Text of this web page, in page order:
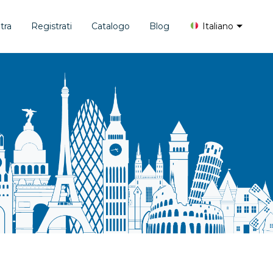
Registrati Catalogo Blog Italiano